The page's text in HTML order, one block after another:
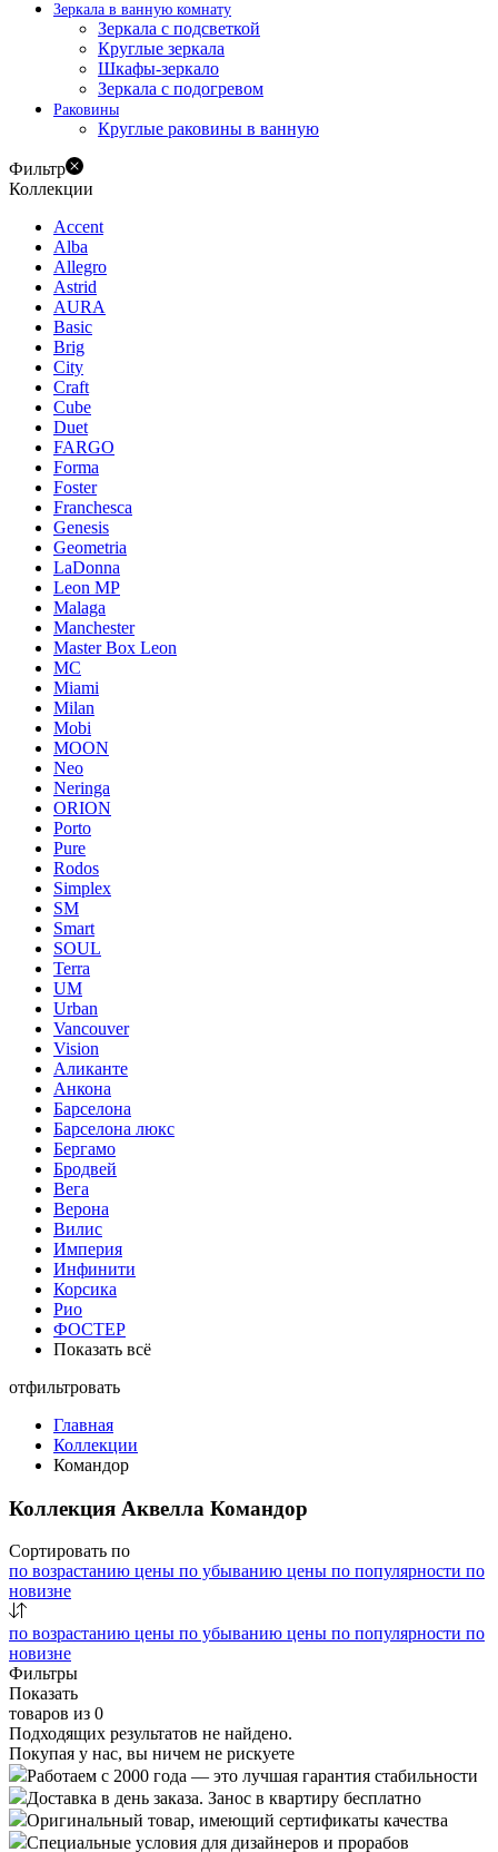
Зеркала в ванную комнату
Зеркала с подсветкой
Круглые зеркала
Шкафы-зеркало
Зеркала с подогревом
Раковины
Круглые раковины в ванную
Фильтр
Коллекции
Accent
Alba
Allegro
Astrid
AURA
Basic
Brig
City
Craft
Cube
Duet
FARGO
Forma
Foster
Franchesca
Genesis
Geometria
LaDonna
Leon MP
Malaga
Manchester
Master Box Leon
MC
Miami
Milan
Mobi
MOON
Neo
Neringa
ORION
Porto
Pure
Rodos
Simplex
SM
Smart
SOUL
Terra
UM
Urban
Vancouver
Vision
Аликанте
Анкона
Барселона
Барселона люкс
Бергамо
Бродвей
Вега
Верона
Вилис
Империя
Инфинити
Корсика
Рио
ФОСТЕР
Показать всё
отфильтровать
Главная
Коллекции
Командор
Коллекция Аквелла Командор
Сортировать по
по возрастанию цены по убыванию цены по популярности по
новизне
по возрастанию цены по убыванию цены по популярности по
новизне
Фильтры
Показать
товаров из 0
Подходящих результатов не найдено.
Покупая у нас, вы ничем не рискуете
Работаем с 2000 года — это лучшая гарантия стабильности
Доставка в день заказа. Занос в квартиру бесплатно
Оригинальный товар, имеющий сертификаты качества
Специальные условия для дизайнеров и прорабов